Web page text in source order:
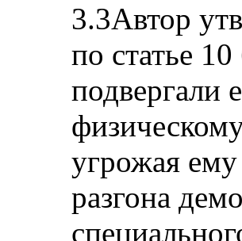
3.3Автор
по статье
подвергали
угрожая
разгона